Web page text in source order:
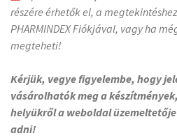
részére érhetők el, a
PHARMINDEX Fiókjával, vagy ha
megteheti!
Kérjük, vegye figyelembe, hogy
vásárolhatók meg a
helyükről a weboldal
adni!